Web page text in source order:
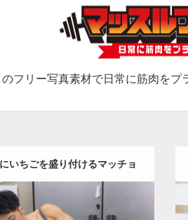
フリー写真素材で日常に筋肉をプ
いちごを盛り付けるマッチョ
Update:2023.02.11